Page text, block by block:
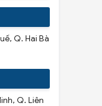
Q. Hai Bà
Q. Liên